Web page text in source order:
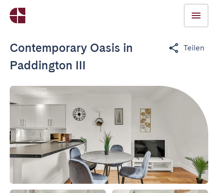
Contemporary Oasis in
Paddington III
Teilen